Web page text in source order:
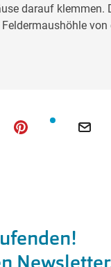
darauf klemmen.
von